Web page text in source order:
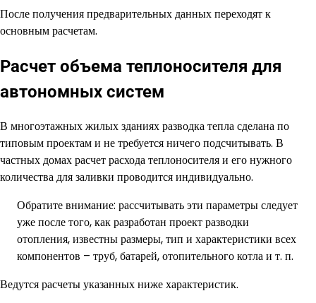
После получения предварительных данных переходят к
основным расчетам.
Расчет объема теплоносителя для
автономных систем
В многоэтажных жилых зданиях разводка тепла сделана по
типовым проектам и не требуется ничего подсчитывать. В
частных домах расчет расхода теплоносителя и его нужного
количества для заливки проводится индивидуально.
Обратите внимание: рассчитывать эти параметры следует
уже после того, как разработан проект разводки
отопления, известны размеры, тип и характеристики всех
компонентов – труб, батарей, отопительного котла и т. п.
Ведутся расчеты указанных ниже характеристик.